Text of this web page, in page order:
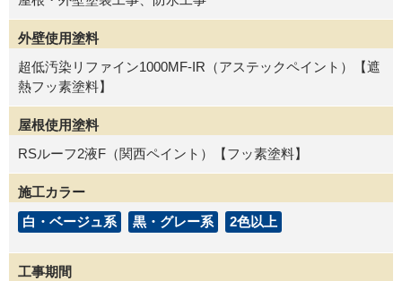
外壁使用塗料
超低汚染リファイン1000MF-IR（アステックペイント）【遮
熱フッ素塗料】
屋根使用塗料
RSルーフ2液F（関西ペイント）【フッ素塗料】
施工カラー
白・ベージュ系
黒・グレー系 2色以上
工事期間